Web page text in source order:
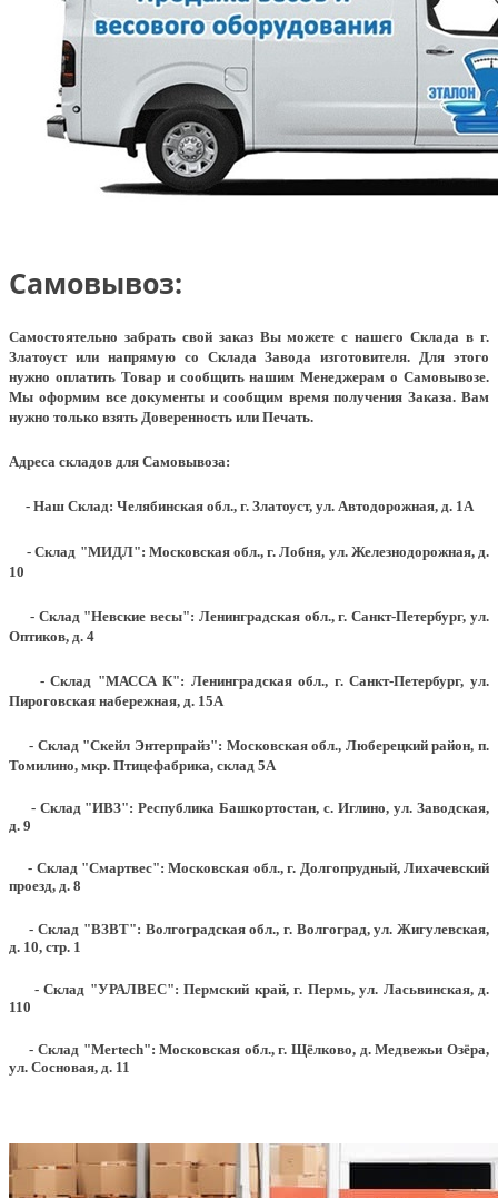
Самовывоз:
Самостоятельно забрать свой заказ Вы можете с нашего Склада в г.
Златоуст или напрямую со Склада Завода изготовителя. Для этого
нужно оплатить Товар и сообщить нашим Менеджерам о Самовывозе.
Мы оформим все документы и сообщим время получения Заказа. Вам
нужно только взять Доверенность или Печать.
Адреса складов для Самовывоза:
- Наш Склад: Челябинская обл., г. Златоуст, ул. Автодорожная, д. 1А
- Склад "МИДЛ": Московская обл., г. Лобня, ул. Железнодорожная, д.
10
- Склад "Невские весы": Ленинградская обл., г. Санкт-Петербург, ул.
Оптиков, д. 4
- Склад "МАССА К": Ленинградская обл., г. Санкт-Петербург, ул.
Пироговская набережная, д. 15А
- Склад "Скейл Энтерпрайз": Московская обл., Люберецкий район, п.
Томилино, мкр. Птицефабрика, склад 5А
- Склад "ИВЗ": Республика Башкортостан, с. Иглино, ул. Заводская,
д. 9
- Склад "Смартвес":Московская обл., г. Долгопрудный, Лихачевский
проезд, д. 8
- Склад "ВЗВТ": Волгоградская обл., г. Волгоград, ул. Жигулевская,
д. 10, стр. 1
- Склад "УРАЛВЕС": Пермский край, г. Пермь, ул. Ласьвинская, д.
110
- Склад "Mertech": Московская обл., г. Щёлково, д. Медвежьи Озёра,
ул. Сосновая, д. 11